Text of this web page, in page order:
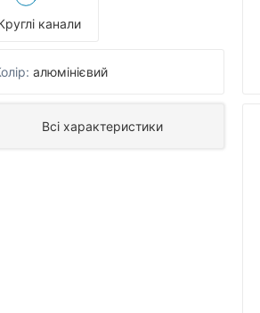
канали
алюмінієвий
Всі характеристики